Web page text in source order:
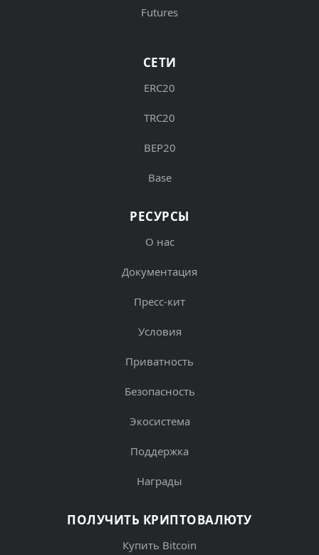
Futures
СЕТИ
ERC20
TRC20
BEP20
Base
РЕСУРСЫ
О нас
Документация
Пресс-кит
Условия
Приватность
Безопасность
Экосистема
Поддержка
Награды
ПОЛУЧИТЬ КРИПТОВАЛЮТУ
Купить Bitcoin